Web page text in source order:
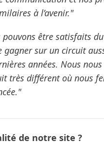
à l’avenir."
être satisfaits
sur un circuit
années. Nous
très différent où nous
de notre site ?